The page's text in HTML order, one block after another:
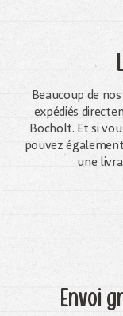
Beaucoup de
expédiés
Bocholt. Et si
pouvez
une
Envoi